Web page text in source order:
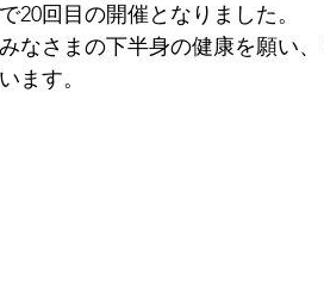
回目の開催となりました。
なさまの下半身の健康を願い
ます。